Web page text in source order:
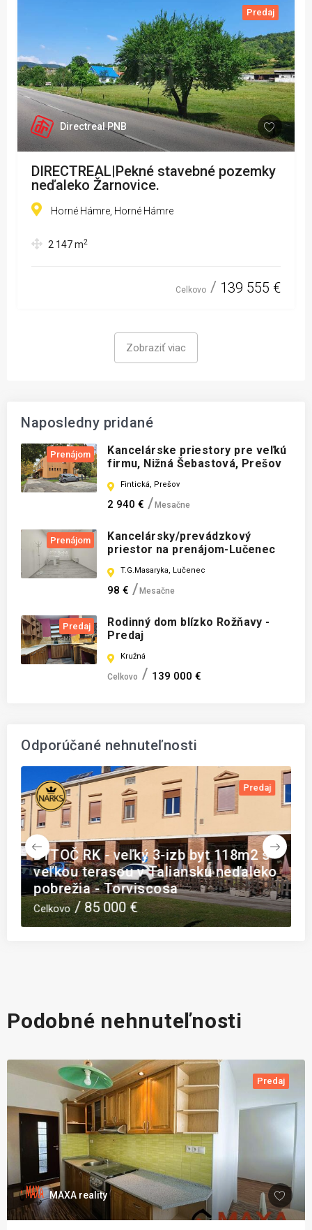
Predaj
Directreal PNB
DIRECTREAL|Pekné stavebné pozemky
neďaleko Žarnovice.
Horné Hámre, Horné Hámre
2 147m2
Celkovo 139 555 €
Zobraziť viac
Naposledny pridané
Prenájom
Kancelárske priestory pre veľkú
firmu, Nižná Šebastová, Prešov
Fintická, Prešov
2 940 € Mesačne
Prenájom
Kancelársky/prevádzkový
priestor na prenájom-Lučenec
T.G.Masaryka, Lučenec
98 € Mesačne
Predaj
Rodinný dom blízko Rožňavy -
Predaj
Kružná
Celkovo 139 000 €
Odporúčané nehnuteľnosti
Predaj
BYTOČ RK - veľký 3-izb byt 118m2 s
veľkou terasou v Taliansku neďaleko
pobrežia - Torviscosa
Celkovo 85 000 €
Podobné nehnuteľnosti
Predaj
MAXA reality